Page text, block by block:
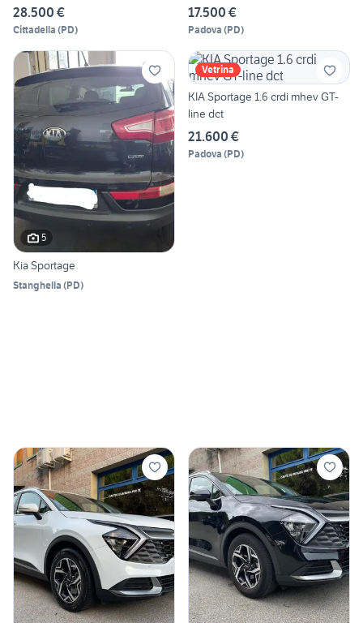
28.500 €
Cittadella (PD)
17.500 €
Padova (PD)
5
Kia Sportage
Stanghella (PD)
Vetrina
KIA Sportage 1.6 crdi mhev GT-
line dct
21.600 €
Padova (PD)